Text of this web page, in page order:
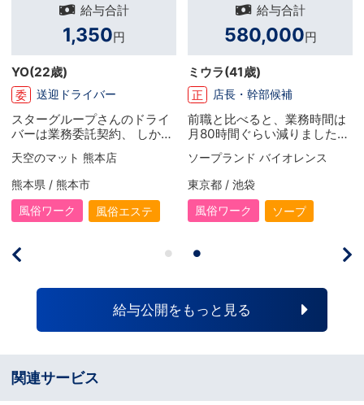
も
的
働
給与合計
580,000
ミウラ
正 店長・幹部候補
前職と比べると、業務時間は
月80時間ぐらい減りました
が、給料は倍以上に増えてま
す。 さらに隔週休2日や社保
も完備されていたりと長期間
働ける環境が揃っているとお
もいます。 最初は業界が業界
なので怪しいと思ってました
ソープランド バイオレンス
東京都 / 池袋
風俗ワーク
ソープ
給与合計
738,650
山内(41歳)
正 店舗スタッフ
安定と保証と愛情。 “恋愛グ
ループ”に転職したら「結婚
きました（笑）」
神奈川県 / 横浜(関内·曙町)
風俗ワーク
店舗型ヘルス
給与公開をもっと見る
関連サービス